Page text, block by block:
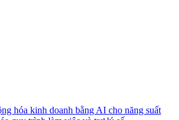
hóa kinh doanh bằng AI cho năng suất